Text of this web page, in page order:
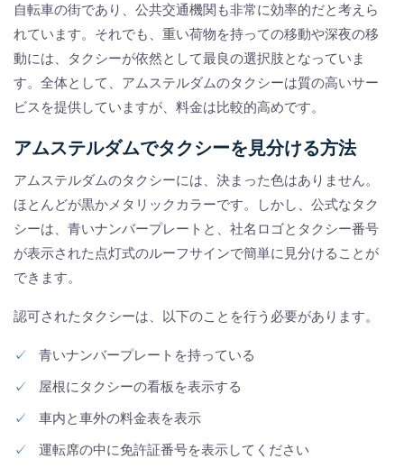
自転車の街であり、公共交通機関も非常に効率的だと考えら
れています。それでも、重い荷物を持っての移動や深夜の移
動には、タクシーが依然として最良の選択肢となっていま
す。全体として、アムステルダムのタクシーは質の高いサー
ビスを提供していますが、料金は比較的高めです。
アムステルダムでタクシーを見分ける方法
アムステルダムのタクシーには、決まった色はありません。
ほとんどが黒かメタリックカラーです。しかし、公式なタク
シーは、青いナンバープレートと、社名ロゴとタクシー番号
が表示された点灯式のルーフサインで簡単に見分けることが
できます。
認可されたタクシーは、以下のことを行う必要があります。
✓
青いナンバープレートを持っている
✓
屋根にタクシーの看板を表示する
✓
車内と車外の料金表を表示
✓
運転席の中に免許証番号を表示してください